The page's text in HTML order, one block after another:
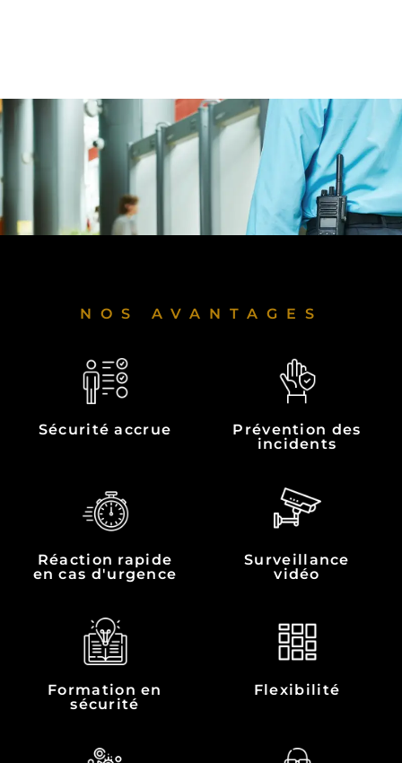
NOS AVANTAGES
Sécurité accrue
Prévention des
incidents
Réaction rapide
en cas d'urgence
Surveillance
vidéo
Formation en
sécurité
Flexibilité